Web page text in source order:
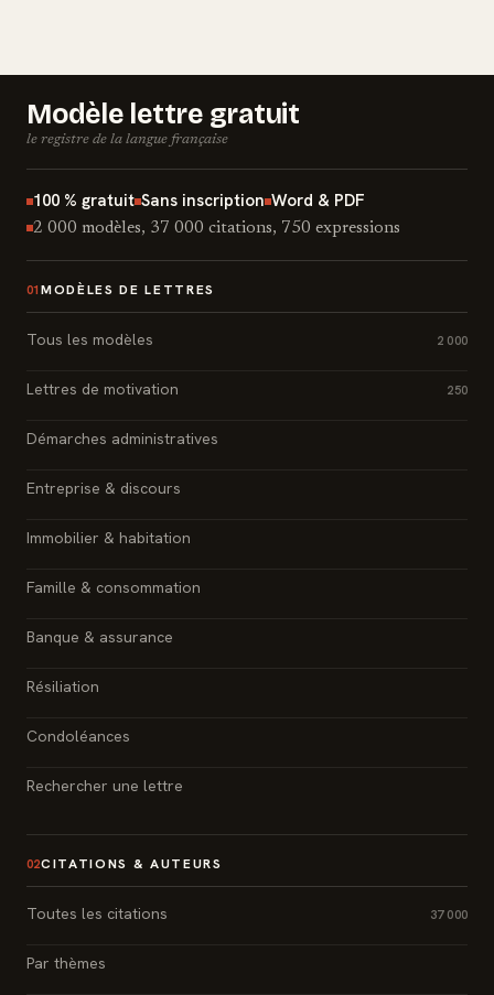
Modèle lettre gratuit
le registre de la langue française
100 % gratuit Sans inscription Word & PDF
2 000 modèles, 37 000 citations, 750 expressions
01 MODÈLES DE LETTRES
Tous les modèles 2 000
Lettres de motivation 250
Démarches administratives
Entreprise & discours
Immobilier & habitation
Famille & consommation
Banque & assurance
Résiliation
Condoléances
Rechercher une lettre
02CITATIONS & AUTEURS
Toutes les citations 37 000
Par thèmes